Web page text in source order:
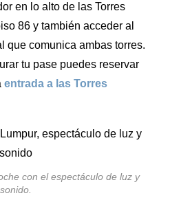
en lo alto de las Torres
86 y también acceder al
que comunica ambas torres.
tu pase puedes reservar
entrada a las Torres
con el espectáculo de luz y
sonido.